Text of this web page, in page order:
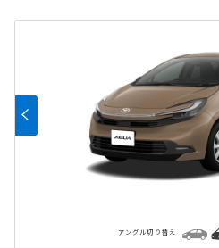
アングル切り替え